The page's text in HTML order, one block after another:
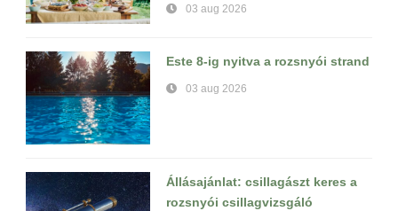
03 aug 2026
Este 8-ig nyitva a rozsnyói strand
03 aug 2026
Állásajánlat: csillagászt keres a
rozsnyói csillagvizsgáló